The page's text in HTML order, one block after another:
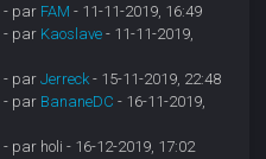
- par FAM - 11-11-2019, 16:49
- par Kaoslave - 11-11-2019,
- parJerreck - 15-11-2019, 22:48
- par BananeDC - 16-11-2019,
- par holi - 16-12-2019, 17:02